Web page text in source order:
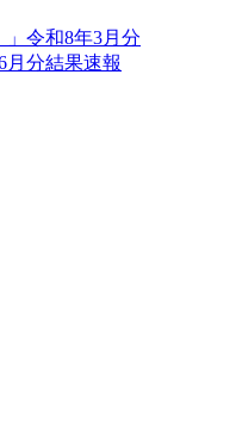
」令和8年3月分
分結果速報